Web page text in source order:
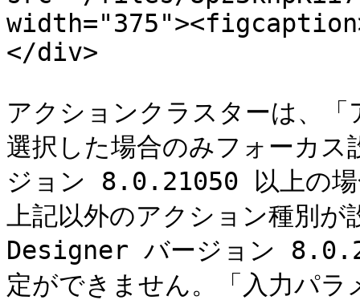
</div>
アクションクラスターは、
選択した場合のみフォーカ
ジョン 8.0.21050 以上の
上記以外のアクション種別
Designer バージョン
定ができません。「入力パラ